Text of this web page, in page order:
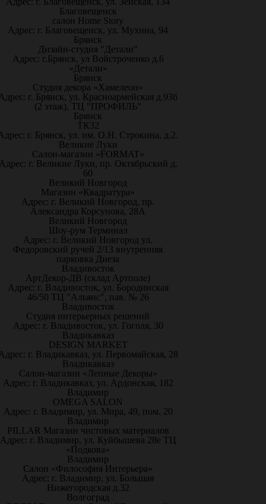
Благовещенск
салон Home Story
Адрес: г. Благовещенск, ул. Мухина, 94
Брянск
Дизайн-студия "Детали"
Адрес: г.Брянск, ул Войстроченко д.6
«Детали»
Брянск
Студия декора «Хамелеон»
г. Брянск, ул. Красноармейская д.93б
(2 этаж), ТЦ "ПРОФИЛЬ"
Брянск
ТК32
г. Брянск, ул. им. О.Н. Строкина, д.2.
Великие Луки
Салон-магазин «FORMAT»
г. Великие Луки, пр. Октябрьский д.
60
Великий Новгород
Магазин «Квадратура»
Адрес: г. Великий Новгород, пр.
Александра Корсунова, 28А
Великий Новгород
Шоу-рум Терминал
Адрес: г. Великий Новгород ул.
Федоровский ручей 2/13 внутренняя
парковка Диеза
Владивосток
АртДекор-ДВ (склад Артполе)
Адрес: г. Владивосток, ул. Бородинская
46/50 ТЦ "Альянс", пав. № 26
Владивосток
Студия интерьерных решений
Адрес: г. Владивосток, ул. Гоголя, 30
Владикавказ
DESIGN MARKET
г. Владикавказ, ул. Первомайская, 28
Владикавказ
Салон-магазин «Лепные Декоры»
Адрес: г. Владикавказ, ул. Ардонская, 182
Владимир
OMEGA SALON
Адрес: г. Владимир, ул. Мира, 49, пом. 20
Владимир
PILLAR Магазин чистовых материалов
Адрес: г. Владимир, ул. Куйбышева 28е ТЦ
«Подкова»
Владимир
Салон «Философия Интерьера»
Адрес: г. Владимир, ул. Большая
Нижегородская д.32
Волгоград